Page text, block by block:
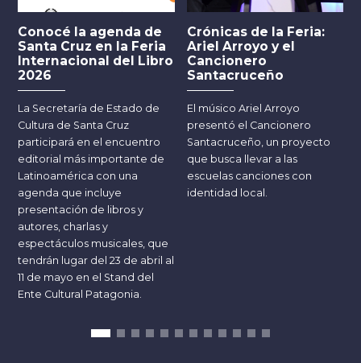
Conocé la agenda de
Santa Cruz en la Feria
Internacional del Libro
2026
La Secretaría de Estado de
Cultura de Santa Cruz
participará en el encuentro
editorial más importante de
Latinoamérica con una
agenda que incluye
presentación de libros y
autores, charlas y
espectáculos musicales, que
tendrán lugar del 23 de abril al
11 de mayo en el Stand del
Ente Cultural Patagonia.
Crónicas de la Feria:
Ariel Arroyo y el
Cancionero
Santacruceño
El músico Ariel Arroyo
presentó el Cancionero
Santacruceño, un proyecto
que busca llevar a las
escuelas canciones con
identidad local.